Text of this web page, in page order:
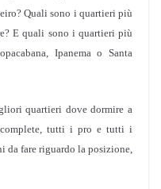
Quali sono i quartieri più
E quali sono i quartieri più
Ipanema o Santa
quartieri dove dormire a
tutti i pro e tutti i
da fare riguardo la posizione,